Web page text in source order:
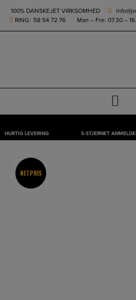
height="0" width="0"
indholdet
100% DANSKEJET VIRKSOMHED
RING: 58 54 72 76 Man – Fre: 07.30 –
HURTIG LEVERING 5-STJERNET
NETPRIS